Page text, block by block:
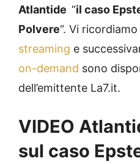
Atlantide “il caso
Polvere“. Vi
streaming e
on-demand sono
dell’emittente La7.it.
VIDEO
sul caso